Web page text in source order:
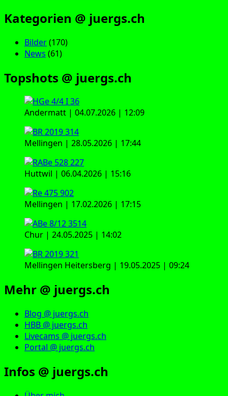
Kategorien @ juergs.ch
Bilder(170)
News (61)
Topshots @ juergs.ch
Andermatt | 04.07.2026 | 12:09
Mellingen | 28.05.2026 | 17:44
Huttwil | 06.04.2026 | 15:16
Mellingen | 17.02.2026 | 17:15
Chur | 24.05.2025 | 14:02
Mellingen Heitersberg | 19.05.2025 | 09:24
Mehr @ juergs.ch
Blog @ juergs.ch
HBB @ juergs.ch
Livecams @ juergs.ch
Portal @ juergs.ch
Infos @ juergs.ch